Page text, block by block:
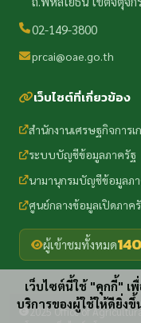
02-149-3800
prcai@oae.go.th
เว็บไซต์ที่เกี่ยวข้อง
สำนักงานเศรษฐกิจการเ
ระบบบัญชีข้อมูลภาครัฐ
นามานุกรมบัญชีข้อมูลภ
ศูนย์กลางข้อมูลเปิดภาค
ผู้เข้าชมทั้งหมด
2025 Office of
เว็บไซต์นี้ใช้ "คุกกี้" เ
บริการของผู้ใช้ให้ดียิ่ง